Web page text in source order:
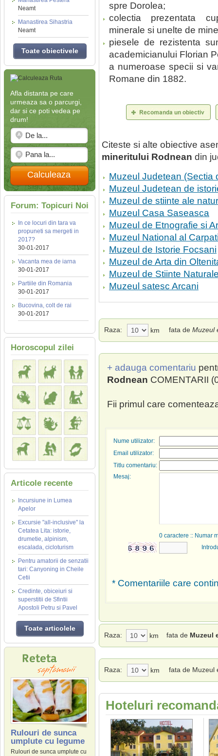
Neamt
Manastirea Sihastria
Neamt
Toate obiectivele
Afla distanta pe care
urmeaza sa o parcurgi,
dar si ce poti vedea pe
drum!
Calculeaza
Forum: Topicuri Noi
In ce locuri din tara va
propuneti sa mergeti in
2017?
30-01-2017
Vacanta mea de iarna
30-01-2017
Partiile din Romania
30-01-2017
Bucovina, colt de rai
30-01-2017
Horoscopul zilei
Articole recente
Incursiune in Lumea
Apelor
Excursie "all-inclusive" la
Cetatea Lita: istorie,
drumetie, alpinism,
escalada, cicloturism
Pentru amatorii de senzatii
tari: Canyoning in Cheile
Cetii
Credinte, obiceiuri si
superstitii de Sfintii
Apostoli Petru si Pavel
Toate articolele
Rulouri de sunca
umplute cu legume
Rulouri de sunca umplute cu
spre Dorolea;
colectia prezentata
minerale si unelte de
piesele de rezistenta
academicianului Florian
a numeroase specii si
Romane din 1882.
Citeste si alte obiective
mineritului Rodnean din
Muzeul Judetean (Sectia
Muzeul Judetean de
Muzeul de stiinte ale
Muzeul Casa Saseasca
Muzeul de Etnografie si
Muzeul National al
Muzeul de Istorie Focsani
Muzeul de Arta din
Muzeul de Stiinte
Muzeul satesc Arcani
Raza: km fata de Muzeul
+ adauga comentariu
Rodnean COMENTARII
Fii primul care
Nume utilizator:
Email utilizator:
Titlu comentariu:
Mesaj:
0 caractere :: Numar
* Comentariile care
Raza: km fata de Muzeul
Raza: km fata de Muzeul
Hoteluri